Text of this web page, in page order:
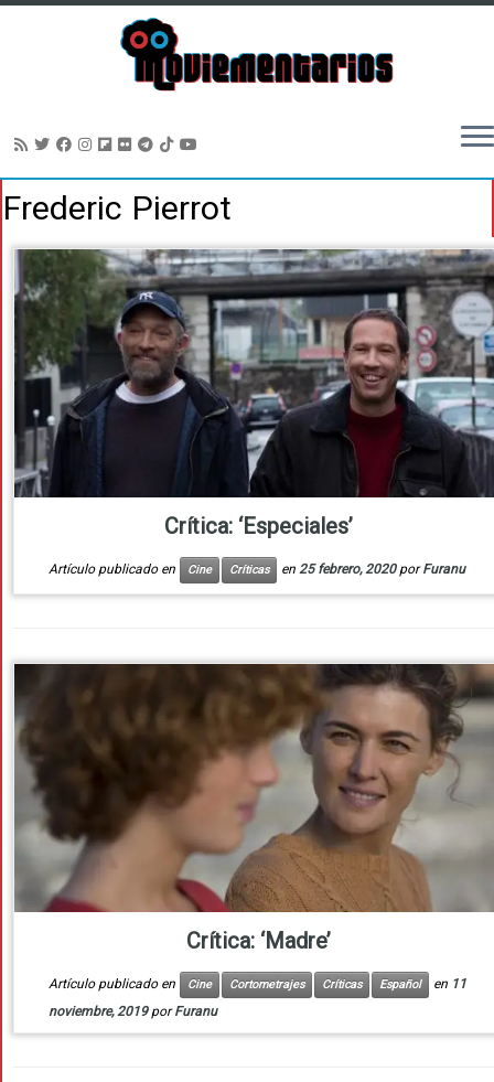
alFrederic Pierrot
Crítica: ‘Especiales’
Artículo publicado en Cine Críticas en 25 febrero, 2020 porFuranu
Crítica: ‘Madre’
Artículo publicado en Cine Cortometrajes Críticas Español en 11
noviembre, 2019 porFuranu